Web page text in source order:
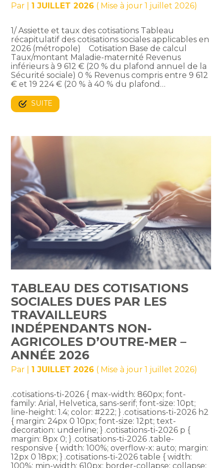
Par 1 JUILLET 2026 ( Mise à jour 1 juillet 2026)
1/ Assiette et taux des cotisations Tableau
récapitulatif des cotisations sociales applicables en
2026 (métropole) Cotisation Base de calcul
Taux/montant Maladie-maternité Revenus
inférieurs à 9 612 € (20 % du plafond annuel de la
Sécurité sociale) 0 % Revenus compris entre 9 612
€ et 19 224 € (20 % à 40 % du plafond…
SUITE
TABLEAU DES COTISATIONS
SOCIALES DUES PAR LES
TRAVAILLEURS
INDÉPENDANTS NON-
AGRICOLES D’OUTRE-MER –
ANNÉE 2026
Par 1 JUILLET 2026 ( Mise à jour 1 juillet 2026)
.cotisations-ti-2026 { max-width: 860px; font-
family: Arial, Helvetica, sans-serif; font-size: 10pt;
line-height: 1.4; color: #222; } .cotisations-ti-2026 h2
{ margin: 24px 0 10px; font-size: 12pt; text-
decoration: underline; } .cotisations-ti-2026 p {
margin: 8px 0; } .cotisations-ti-2026 .table-
responsive { width: 100%; overflow-x: auto; margin:
12px 0 18px; } .cotisations-ti-2026 table { width:
100%; min-width: 610px; border-collapse: collapse;